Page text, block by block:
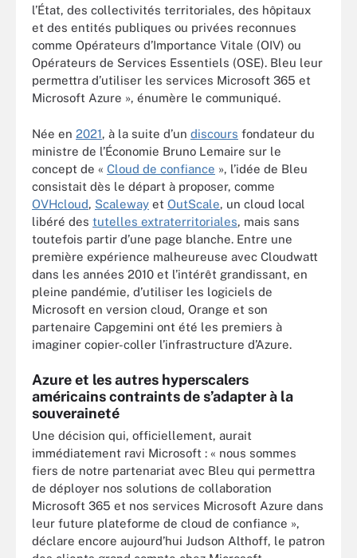
l’État, des collectivités territoriales, des hôpitaux
et des entités publiques ou privées reconnues
comme Opérateurs d’Importance Vitale (OIV) ou
Opérateurs de Services Essentiels (OSE). Bleu leur
permettra d’utiliser les services Microsoft 365 et
Microsoft Azure », énumère le communiqué.
Née en 2021, à la suite d’un discours fondateur du
ministre de l’Économie Bruno Lemaire sur le
concept de « Cloud de confiance », l’idée de Bleu
consistait dès le départ à proposer, comme
OVHcloud, Scaleway et OutScale, un cloud local
libéré des tutelles extraterritoriales, mais sans
toutefois partir d’une page blanche. Entre une
première expérience malheureuse avec Cloudwatt
dans les années 2010 et l’intérêt grandissant, en
pleine pandémie, d’utiliser les logiciels de
Microsoft en version cloud, Orange et son
partenaire Capgemini ont été les premiers à
imaginer copier-coller l’infrastructure d’Azure.
Azure et les autres hyperscalers
américains contraints de s’adapter à la
souveraineté
Une décision qui, officiellement, aurait
immédiatement ravi Microsoft : « nous sommes
fiers de notre partenariat avec Bleu qui permettra
de déployer nos solutions de collaboration
Microsoft 365 et nos services Microsoft Azure dans
leur future plateforme de cloud de confiance »,
déclare encore aujourd’hui Judson Althoff, le patron